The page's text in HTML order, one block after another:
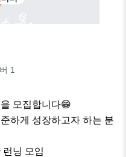
1
모집합니다😁
하게 성장하고자 하는 분
닝 모임